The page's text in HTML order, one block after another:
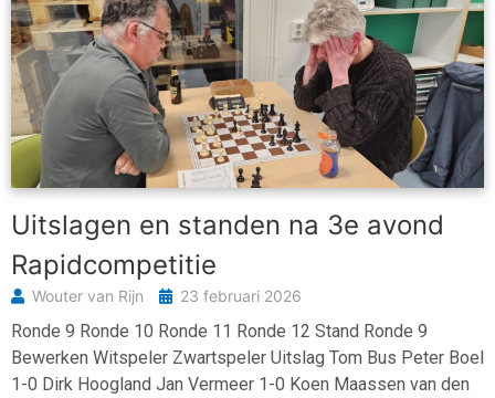
Uitslagen en standen na 3e avond
Rapidcompetitie
Wouter van Rijn 23 februari 2026
Ronde 9 Ronde 10 Ronde 11 Ronde 12 Stand Ronde 9
Bewerken Witspeler Zwartspeler Uitslag Tom Bus Peter Boel
1-0 Dirk Hoogland Jan Vermeer 1-0 Koen Maassen van den